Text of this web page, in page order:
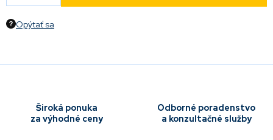
Opýtať sa
Široká ponuka
za výhodné ceny
Odborné poradenstvo
a konzultačné služby